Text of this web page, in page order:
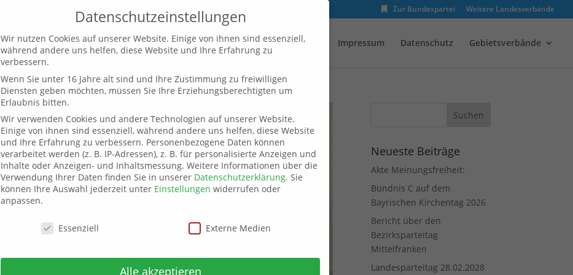
Zur Bundespartei Weitere Landesverbände
Willkommen Aktuelles Termine Spenden Impressum Datenschutz Gebietsverbände
Neueste Beiträge
Akte Meinungsfreiheit:
Bündnis C auf dem
Bayrischen Kirchentag 2026
Bericht über den
Bezirksparteitag
Mittelfranken
Landesparteitag 28.02.2028
Datenschutzeinstellungen
Wir nutzen Cookies auf unserer Website. Einige von ihnen sind essenziell,
während andere uns helfen, diese Website und Ihre Erfahrung zu
verbessern.
Wenn Sie unter 16 Jahre alt sind und Ihre Zustimmung zu freiwilligen
Diensten geben möchten, müssen Sie Ihre Erziehungsberechtigten um
Erlaubnis bitten.
Wir verwenden Cookies und andere Technologien auf unserer Website.
Einige von ihnen sind essenziell, während andere uns helfen, diese Website
und Ihre Erfahrung zu verbessern. Personenbezogene Daten können
verarbeitet werden (z. B. IP-Adressen), z. B. für personalisierte Anzeigen und
Inhalte oder Anzeigen- und Inhaltsmessung. Weitere Informationen über die
Verwendung Ihrer Daten finden Sie in unserer Datenschutzerklärung. Sie
können Ihre Auswahl jederzeit unter Einstellungen widerrufen oder
anpassen.
Datenschutzeinstellungen
Essenziell Externe Medien
Alle akzeptieren